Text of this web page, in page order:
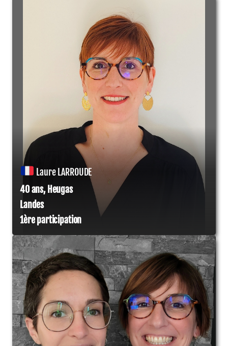
Laure LARROUDE
40 ans, Heugas
Landes
1ère participation